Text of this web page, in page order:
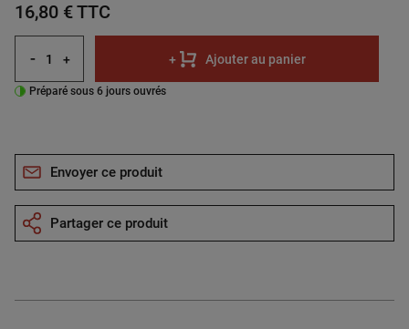
16,80 €TTC
- + + Ajouter au panier
Préparé sous 6 jours ouvrés
Envoyer ce produit
Partager ce produit